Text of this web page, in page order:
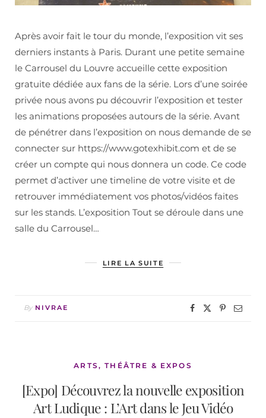
Après avoir fait le tour du monde, l’exposition vit ses
derniers instants à Paris. Durant une petite semaine
le Carrousel du Louvre accueille cette exposition
gratuite dédiée aux fans de la série. Lors d’une soirée
privée nous avons pu découvrir l’exposition et tester
les animations proposées autours de la série. Avant
de pénétrer dans l’exposition on nous demande de se
connecter sur https://www.gotexhibit.com et de se
créer un compte qui nous donnera un code. Ce code
permet d’activer une timeline de votre visite et de
retrouver immédiatement vos photos/vidéos faites
sur les stands. L’exposition Tout se déroule dans une
salle du Carrousel…
LIRE LA SUITE
By NIVRAE
ARTS, THÉÂTRE & EXPOS
[Expo] Découvrez la nouvelle exposition
Art Ludique : L’Art dans le Jeu Vidéo